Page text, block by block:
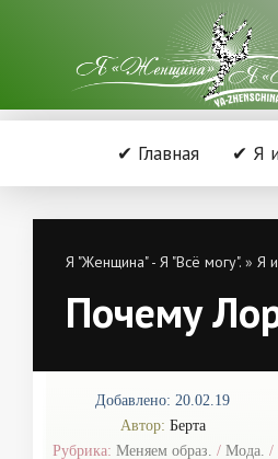
✔ Главная ✔ Я
Я "Женщина" - Я "Всё могу". » Я
Почему
Добавлено: 20.02.19
Автор: Берта
Рубрика: Меняем образ. / Мода. /